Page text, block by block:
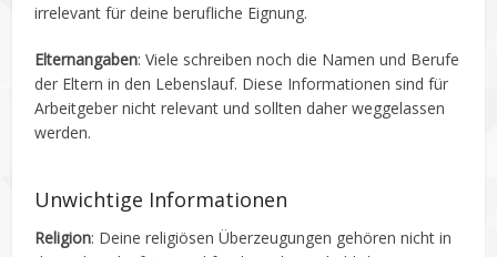
irrelevant für deine berufliche Eignung.
Elternangaben: Viele schreiben noch die Namen und Berufe
der Eltern in den Lebenslauf. Diese Informationen sind für
Arbeitgeber nicht relevant und sollten daher weggelassen
werden.
Unwichtige Informationen
Religion: Deine religiösen Überzeugungen gehören nicht in